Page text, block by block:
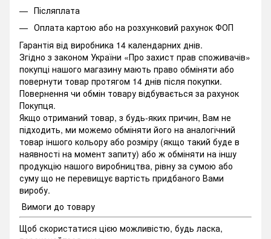
Післяплата
Оплата картою або на розхунковий рахунок ФОП
Гарантія від виробника 14 календарних днів.
Згідно з законом України «Про захист прав споживачів»
покупці нашого магазину мають право обміняти або
повернути товар протягом 14 днів після покупки.
Повернення чи обмін товару відбувається за рахунок
Покупця.
Якщо отриманий товар, з будь-яких причин, Вам не
підходить, ми можемо обміняти його на аналогічний
товар іншого кольору або розміру (якщо такий буде в
наявності на момент запиту) або ж обміняти на іншу
продукцію нашого виробництва, рівну за сумою або
суму що не перевищує вартість придбаного Вами
виробу.
Вимоги до товару
Щоб скористатися цією можливістю, будь ласка,